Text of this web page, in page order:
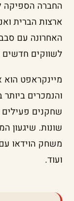
ארצות הברית
האחרונה עם סבב
לשווקים
מיינקראפט הוא
שונות. שיגעון
משחק הוידאו
ועוד.